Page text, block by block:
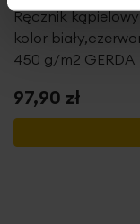
Ręcznik
kolor
450 g/m2 GERDA
97,90 zł